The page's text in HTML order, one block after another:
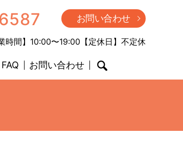
お問い合わせ
業時間】10:00〜19:00【定休日】不定休
FAQ お問い合わせ